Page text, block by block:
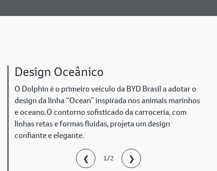
Design Oceânico
O Dolphin é o primeiro veículo da BYD Brasil a adotar o
design da linha “Ocean” inspirada nos animais marinhos
e oceano.O contorno sofisticado da carroceria, com
linhas retas e formas fluidas, projeta um design
confiante e elegante.
❮ 1/2 ❯